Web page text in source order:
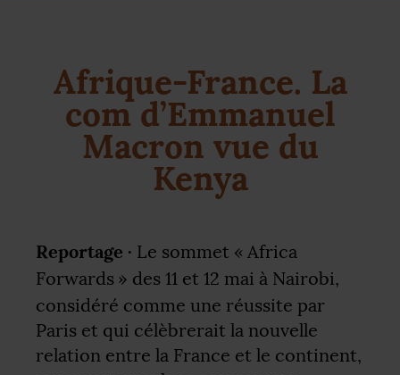
Afrique-France. La
com d’Emmanuel
Macron vue du
Kenya
Reportage · Le sommet « Africa
Forwards » des 11 et 12 mai à Nairobi,
considéré comme une réussite par
Paris et qui célèbrerait la nouvelle
relation entre la France et le continent,